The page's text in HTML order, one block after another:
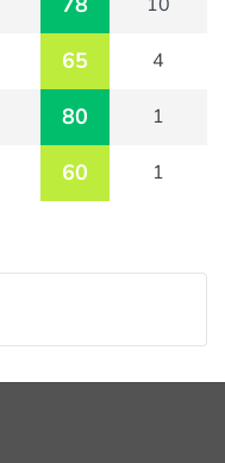
65 4
80 1
60 1